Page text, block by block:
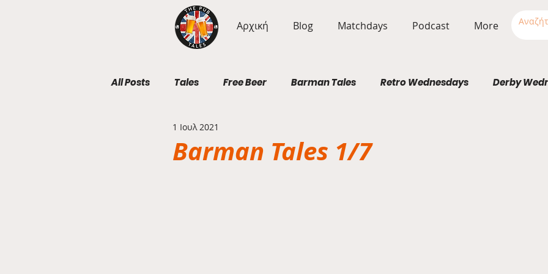
Αρχική Blog Matchdays Podcast More
All Posts Tales Free Beer Barman Tales Retro Wednesdays Derby
Geography Wednesdays
Barman Tales 1/7
1 Ιουλ 2021